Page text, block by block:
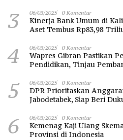
3 06/03/2025 0 Komentar
Kinerja Bank Umum di
Aset Tembus Rp83,98
4 06/03/2025 0 Komentar
Wapres Gibran Pastikan
Pendidikan, Tinjau
5 06/03/2025 0 Komentar
DPR Prioritaskan
Jabodetabek, Siap Beri
6 06/03/2025 0 Komentar
Kemenag Kaji Ulang
Provinsi di Indonesia